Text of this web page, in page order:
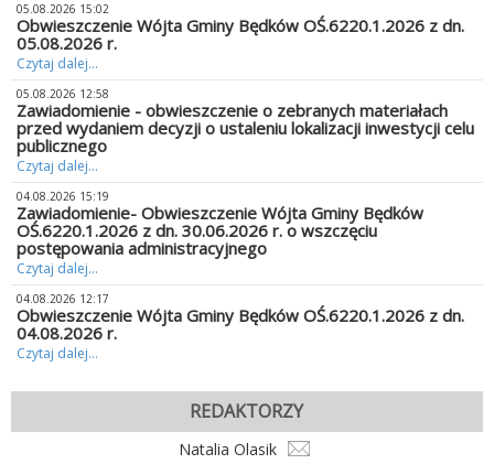
05.08.2026 15:02
Obwieszczenie Wójta Gminy Będków OŚ.6220.1.2026 z dn.
05.08.2026 r.
Czytaj dalej...
05.08.2026 12:58
Zawiadomienie - obwieszczenie o zebranych materiałach
przed wydaniem decyzji o ustaleniu lokalizacji inwestycji celu
publicznego
Czytaj dalej...
04.08.2026 15:19
Zawiadomienie- Obwieszczenie Wójta Gminy Będków
OŚ.6220.1.2026 z dn. 30.06.2026 r. o wszczęciu
postępowania administracyjnego
Czytaj dalej...
04.08.2026 12:17
Obwieszczenie Wójta Gminy Będków OŚ.6220.1.2026 z dn.
04.08.2026 r.
Czytaj dalej...
REDAKTORZY
Natalia Olasik